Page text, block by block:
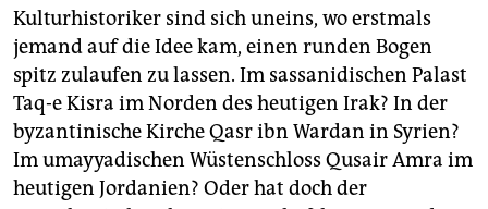
Kulturhistoriker sind sich uneins, wo erstmals
jemand auf die Idee kam, einen runden Bogen
spitz zulaufen zu lassen. Im sassanidischen Palast
Taq-e Kisra im Norden des heutigen Irak? In der
byzantinische Kirche Qasr ibn Wardan in Syrien?
Im umayyadischen Wüstenschloss Qusair Amra im
heutigen Jordanien? Oder hat doch der